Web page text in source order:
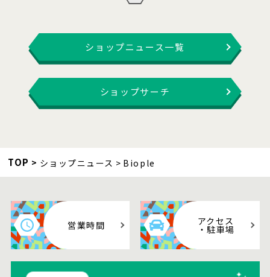
ショップニュース一覧
ショップサーチ
TOP ショップニュース Biople
営業時間 アクセス
・駐車場